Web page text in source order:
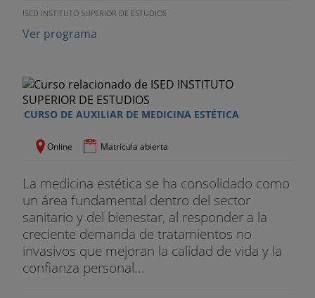
ISED INSTITUTO SUPERIOR DE ESTUDIOS
Ver programa
CURSO DE AUXILIAR DE MEDICINA ESTÉTICA
Online Matrícula abierta
La medicina estética se ha consolidado como
un área fundamental dentro del sector
sanitario y del bienestar, al responder a la
creciente demanda de tratamientos no
invasivos que mejoran la calidad de vida y la
confianza personal...